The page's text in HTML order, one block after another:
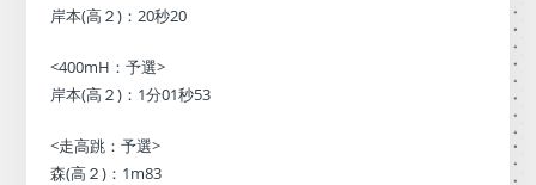
岸本(高２)：20秒20
<400mH：予選>
岸本(高２)：1分01秒53
<走高跳：予選>
森(高２)：1m83